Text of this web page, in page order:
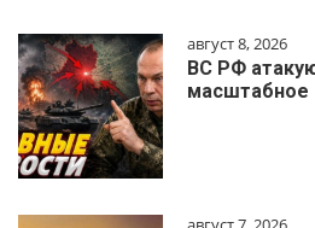
август 8, 2026
ВС РФ
масштабное